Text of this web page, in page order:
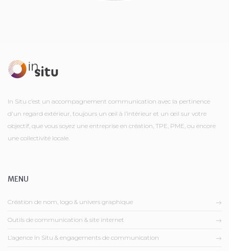
In Situ c’est un accompagnement communication avec la pertinence
d'un regard extérieur, toujours un œil à l’intérieur et un œil sur votre
objectif, que vous soyez une entreprise en création, TPE, PME, ou encore
une collectivité locale.
MENU
Création de nom, logo & univers graphique
Outils de communication & site internet
L’agence In Situ & engagements de communication